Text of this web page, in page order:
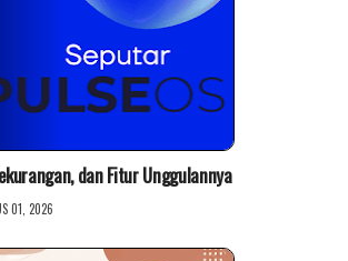
dan Fitur Unggulannya
01, 2026